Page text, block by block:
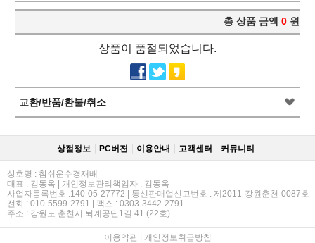
총 상품 금액 0 원
상품이 품절되었습니다.
교환/반품/환불/취소
상점정보 PC버젼 이용안내 고객센터 커뮤니티
상호명 : 참쉬운수경재배
대표 : 김동옥 | 개인정보관리책임자 : 김동옥
사업자등록번호 :140-05-27772 | 통신판매업신고번호 : 제2011-강원춘천-0087호
전화 : 010-5599-2791 | 팩스 : 0303-3442-2791
주소 : 강원도 춘천시 퇴계공단1길 41 (22호)
이용약관| 개인정보취급방침